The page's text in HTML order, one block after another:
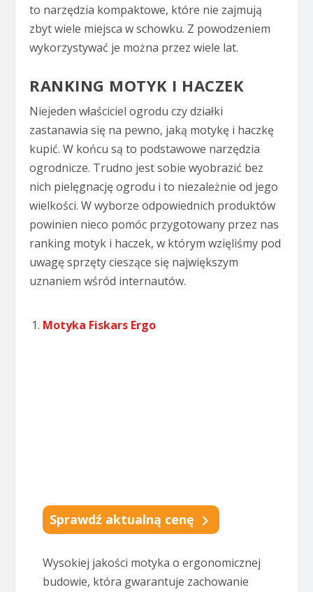
to narzędzia kompaktowe, które nie zajmują
zbyt wiele miejsca w schowku. Z powodzeniem
wykorzystywać je można przez wiele lat.
RANKING MOTYK I HACZEK
Niejeden właściciel ogrodu czy działki
zastanawia się na pewno, jaką motykę i haczkę
kupić. W końcu są to podstawowe narzędzia
ogrodnicze. Trudno jest sobie wyobrazić bez
nich pielęgnację ogrodu i to niezależnie od jego
wielkości. W wyborze odpowiednich produktów
powinien nieco pomóc przygotowany przez nas
ranking motyk i haczek, w którym wzięliśmy pod
uwagę sprzęty cieszące się największym
uznaniem wśród internautów.
Motyka Fiskars Ergo
Sprawdź aktualną cenę
Wysokiej jakości motyka o ergonomicznej
budowie, która gwarantuje zachowanie